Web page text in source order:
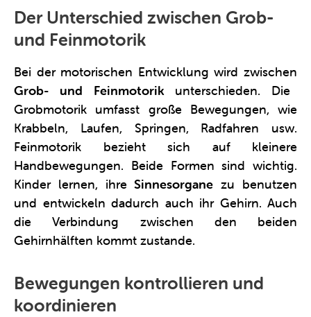
Der Unterschied zwischen Grob-
und Feinmotorik
Bei der motorischen Entwicklung wird zwischen
Grob- und Feinmotorikunterschieden. Die
Grobmotorik umfasst große Bewegungen, wie
Krabbeln, Laufen, Springen, Radfahren usw.
Feinmotorik bezieht sich auf kleinere
Handbewegungen. Beide Formen sind wichtig.
Kinder lernen, ihreSinnesorgane zu benutzen
und entwickeln dadurch auch ihr Gehirn. Auch
die Verbindung zwischen den beiden
Gehirnhälften kommt zustande.
Bewegungen kontrollieren und
koordinieren